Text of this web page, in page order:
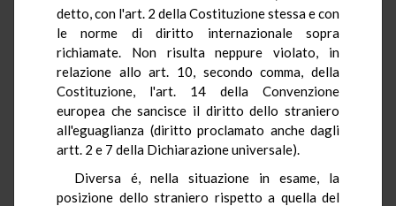
detto, con l'art. 2 della Costituzione stessa e con
le norme di diritto internazionale sopra
richiamate. Non risulta neppure violato, in
relazione allo art. 10, secondo comma, della
Costituzione, l'art. 14 della Convenzione
europea che sancisce il diritto dello straniero
all'eguaglianza (diritto proclamato anche dagli
artt. 2 e 7 della Dichiarazione universale).
Diversa é, nella situazione in esame, la
posizione dello straniero rispetto a quella del